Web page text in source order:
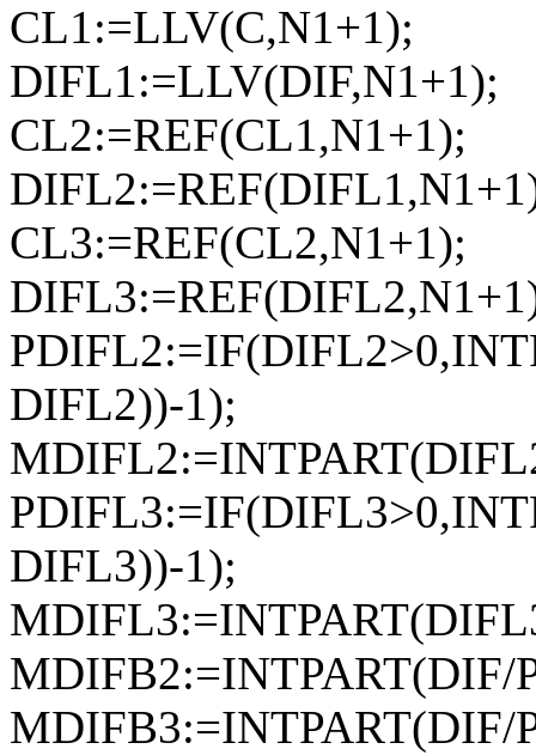
CL1:=LLV(C,N1+1);
DIFL1:=LLV(DIF,N1+1);
CL2:=REF(CL1,N1+1);
CL3:=REF(CL2,N1+1);
DIFL2))-1);
DIFL3))-1);
MDIFB2:=INTPART(DIF/
MDIFB3:=INTPART(DIF/